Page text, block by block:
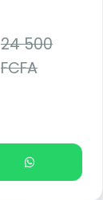
24 500
FCFA